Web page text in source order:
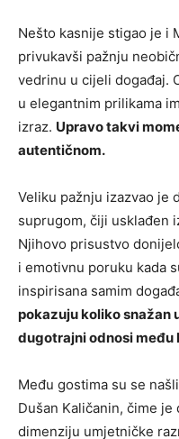
Nešto kasnije stigao je i
privukavši pažnju
vedrinu u cijeli događaj.
u elegantnim prilikama
izraz. Upravo takvi
autentičnom.
Veliku pažnju izazvao je
suprugom, čiji usklađen
Njihovo prisustvo
i emotivnu poruku kada
inspirisana samim
pokazuju koliko snažan
dugotrajni odnosi među
Među gostima su se
Dušan Kaličanin, čime je
dimenziju umjetničke